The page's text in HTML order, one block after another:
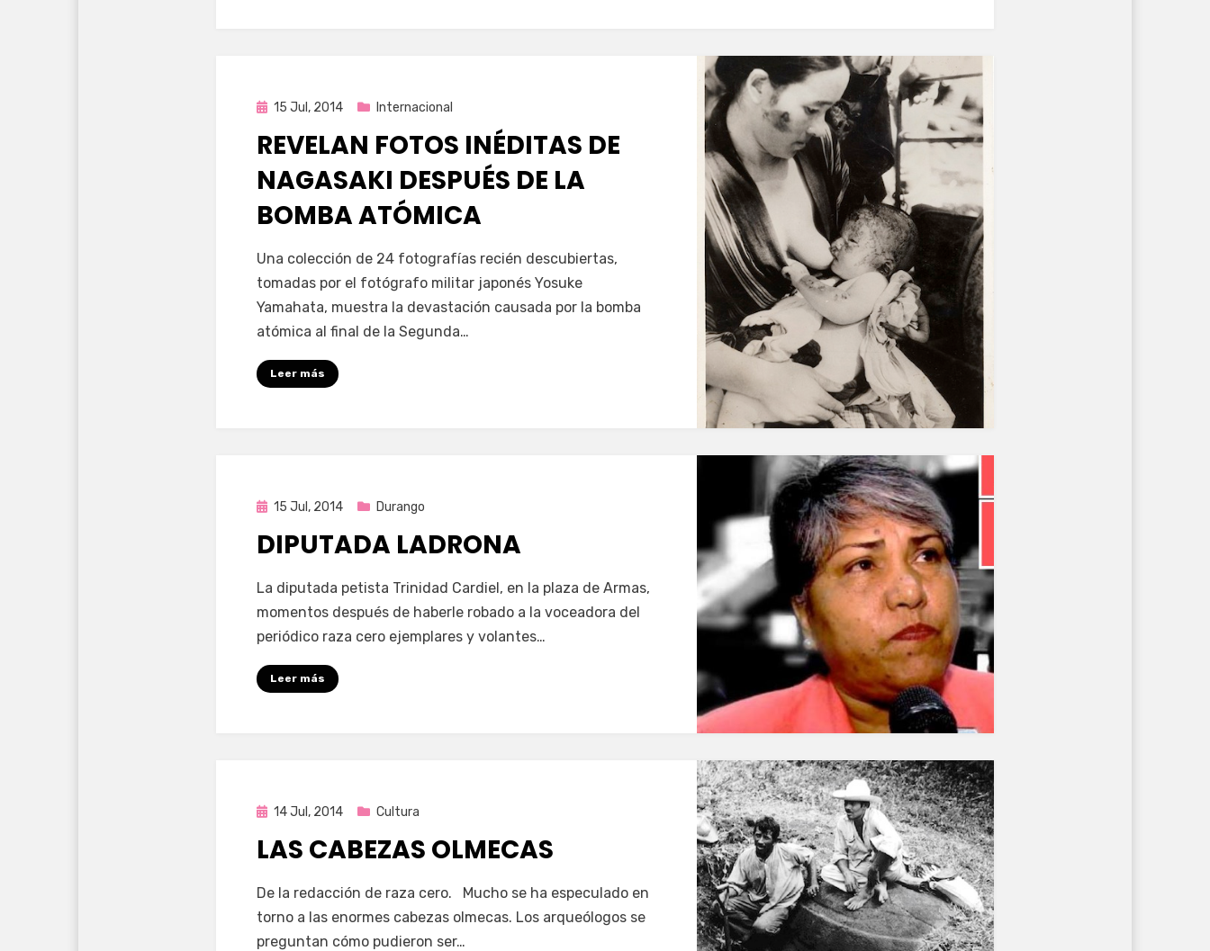
Publicada
15 Jul, 2014 Internacional
REVELAN FOTOS INÉDITAS DE
NAGASAKI DESPUÉS DE LA
BOMBA ATÓMICA
porEnrique
Una colección de 24 fotografías recién descubiertas,
tomadas por el fotógrafo militar japonés Yosuke
Yamahata, muestra la devastación causada por la bomba
atómica al final de la Segunda…
Leer más
Publicada
15 Jul, 2014 Durango
DIPUTADA LADRONA
porEnrique
La diputada petista Trinidad Cardiel, en la plaza de Armas,
momentos después de haberle robado a la voceadora del
periódico raza cero ejemplares y volantes…
Leer más
Publicada
14 Jul, 2014 Cultura
LAS CABEZAS OLMECAS
porEnrique
De la redacción de raza cero. Mucho se ha especulado en
torno a las enormes cabezas olmecas. Los arqueólogos se
preguntan cómo pudieron ser…